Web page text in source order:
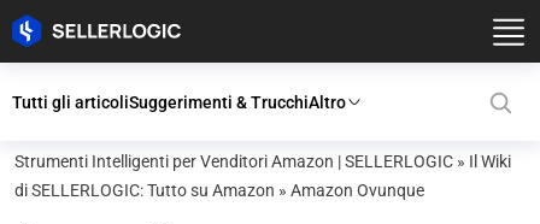
Tutti gli articoliSuggerimenti & TrucchiAltro
Strumenti Intelligenti per Venditori Amazon | SELLERLOGIC » Il Wiki
di SELLERLOGIC: Tutto su Amazon » Amazon Ovunque